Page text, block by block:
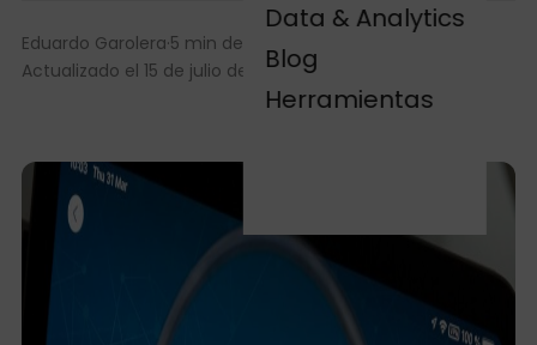
Data & Analytics
Blog
Herramientas
Eduardo Garolera·5 min de lectura
Actualizado el 15 de julio de 2024